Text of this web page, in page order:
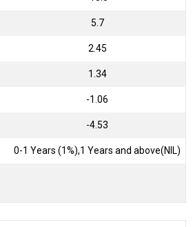
5.7
2.45
1.34
-1.06
-4.53
0-1 Years (1%),1 Years and above(NIL)